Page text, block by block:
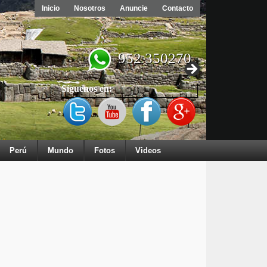
Inicio Nosotros Anuncie Contacto
952 350270
Síguenos en:
Perú Mundo Fotos Videos